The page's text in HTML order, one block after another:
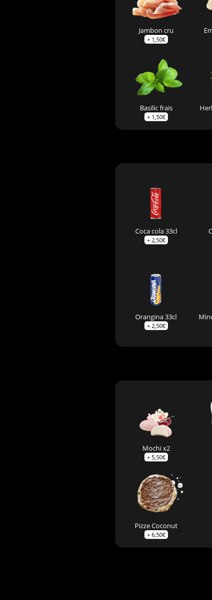
Jambon cru
+ 1,50€
Basilic frais
+ 1,50€
Coca cola 33cl
+ 2,50€
Orangina 33cl
+ 2,50€
Mochi x2
+ 5,50€
Pizze Coconut
+ 6,50€